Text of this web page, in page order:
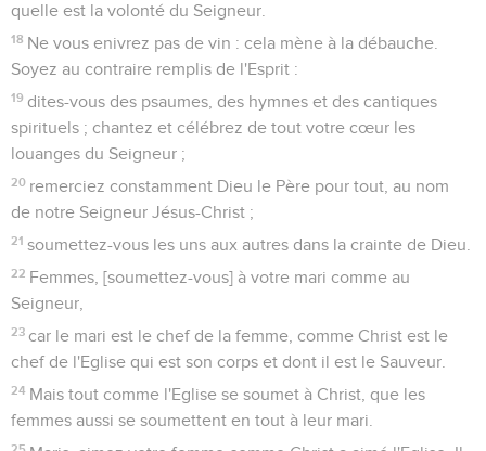
quelle est la volonté du Seigneur.
18 Ne vous enivrez pas de vin : cela mène à la débauche.
Soyez au contraire remplis de l'Esprit :
19 dites-vous des psaumes, des hymnes et des cantiques
spirituels ; chantez et célébrez de tout votre cœur les
louanges du Seigneur ;
20 remerciez constamment Dieu le Père pour tout, au nom
de notre Seigneur Jésus-Christ ;
21 soumettez-vous les uns aux autres dans la crainte de Dieu.
22 Femmes, [soumettez-vous] à votre mari comme au
Seigneur,
23 car le mari est le chef de la femme, comme Christ est le
chef de l'Eglise qui est son corps et dont il est le Sauveur.
24 Mais tout comme l'Eglise se soumet à Christ, que les
femmes aussi se soumettent en tout à leur mari.
25